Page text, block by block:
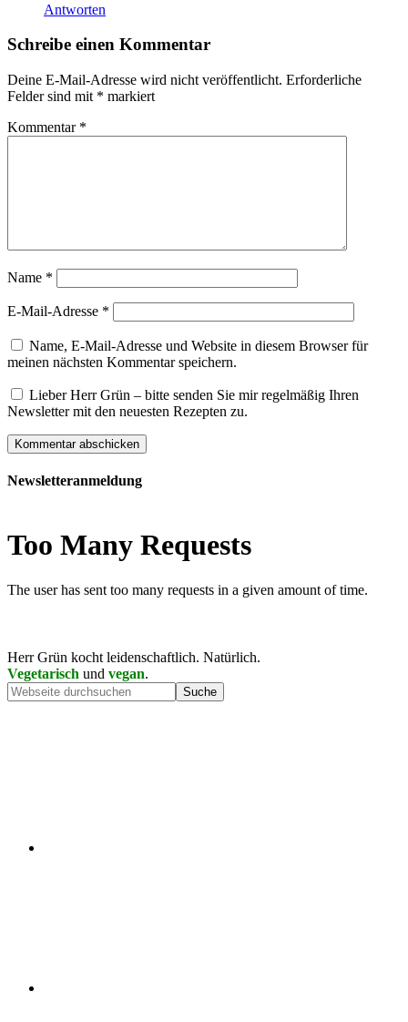
Antworten
Schreibe einen Kommentar
Deine E-Mail-Adresse wird nicht veröffentlicht. Erforderliche
Felder sind mit * markiert
Kommentar *
Name *
E-Mail-Adresse *
Name, E-Mail-Adresse und Website in diesem Browser für
meinen nächsten Kommentar speichern.
Lieber Herr Grün – bitte senden Sie mir regelmäßig Ihren
Newsletter mit den neuesten Rezepten zu.
Newsletteranmeldung
Herr Grün kocht leidenschaftlich. Natürlich.
Vegetarisch und vegan.